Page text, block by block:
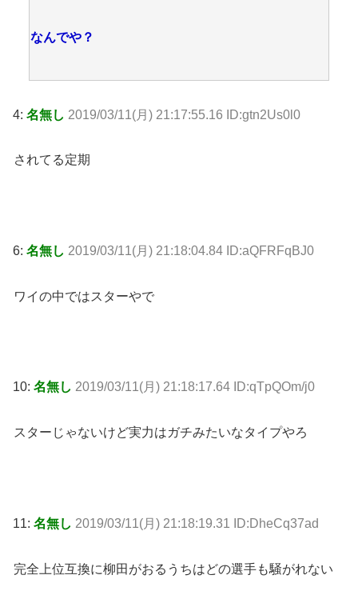
なんでや？
4: 名無し 2019/03/11(月) 21:17:55.16 ID:gtn2Us0l0
されてる定期
6: 名無し 2019/03/11(月) 21:18:04.84 ID:aQFRFqBJ0
ワイの中ではスターやで
10: 名無し 2019/03/11(月) 21:18:17.64 ID:qTpQOm/j0
スターじゃないけど実力はガチみたいなタイプやろ
11: 名無し 2019/03/11(月) 21:18:19.31 ID:DheCq37ad
完全上位互換に柳田がおるうちはどの選手も騒がれない